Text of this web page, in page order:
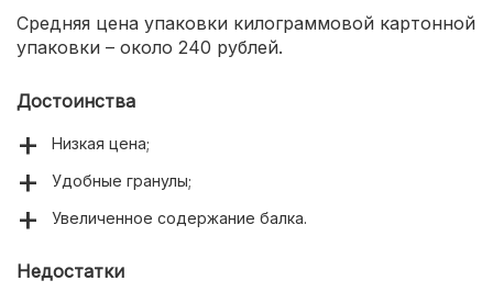
Средняя цена упаковки килограммовой картонной
упаковки – около 240 рублей.
Достоинства
Низкая цена;
Удобные гранулы;
Увеличенное содержание балка.
Недостатки